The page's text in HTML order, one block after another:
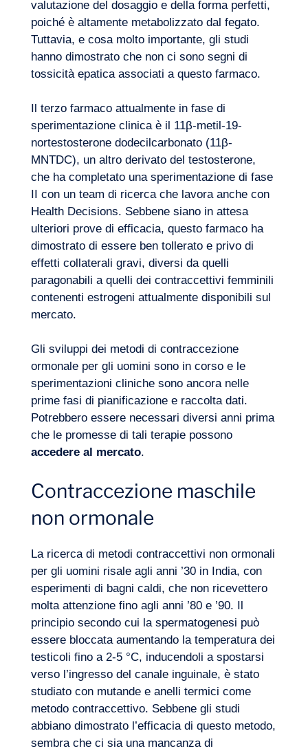
Contattateci
IT
valutazione del dosaggio e della forma perfetti,
poiché è altamente metabolizzato dal fegato.
Tuttavia, e cosa molto importante, gli studi
hanno dimostrato che non ci sono segni di
tossicità epatica associati a questo farmaco.
Il terzo farmaco attualmente in fase di
sperimentazione clinica è il 11β-metil-19-
nortestosterone dodecilcarbonato (11β-
MNTDC), un altro derivato del testosterone,
che ha completato una sperimentazione di fase
II con un team di ricerca che lavora anche con
Health Decisions. Sebbene siano in attesa
ulteriori prove di efficacia, questo farmaco ha
dimostrato di essere ben tollerato e privo di
effetti collaterali gravi, diversi da quelli
paragonabili a quelli dei contraccettivi femminili
contenenti estrogeni attualmente disponibili sul
mercato.
Gli sviluppi dei metodi di contraccezione
ormonale per gli uomini sono in corso e le
sperimentazioni cliniche sono ancora nelle
prime fasi di pianificazione e raccolta dati.
Potrebbero essere necessari diversi anni prima
che le promesse di tali terapie possono
accedere al mercato.
Contraccezione maschile
non ormonale
La ricerca di metodi contraccettivi non ormonali
per gli uomini risale agli anni ’30 in India, con
esperimenti di bagni caldi, che non ricevettero
molta attenzione fino agli anni ’80 e ’90. Il
principio secondo cui la spermatogenesi può
essere bloccata aumentando la temperatura dei
testicoli fino a 2-5 °C, inducendoli a spostarsi
verso l’ingresso del canale inguinale, è stato
studiato con mutande e anelli termici come
metodo contraccettivo. Sebbene gli studi
abbiano dimostrato l’efficacia di questo metodo,
sembra che ci sia una mancanza di